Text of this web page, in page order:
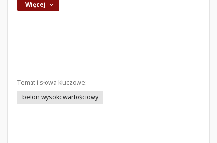
Więcej
Temat i słowa kluczowe:
beton wysokowartościowy